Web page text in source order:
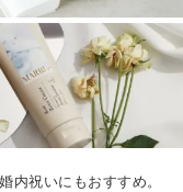
内祝いにもおすすめ。